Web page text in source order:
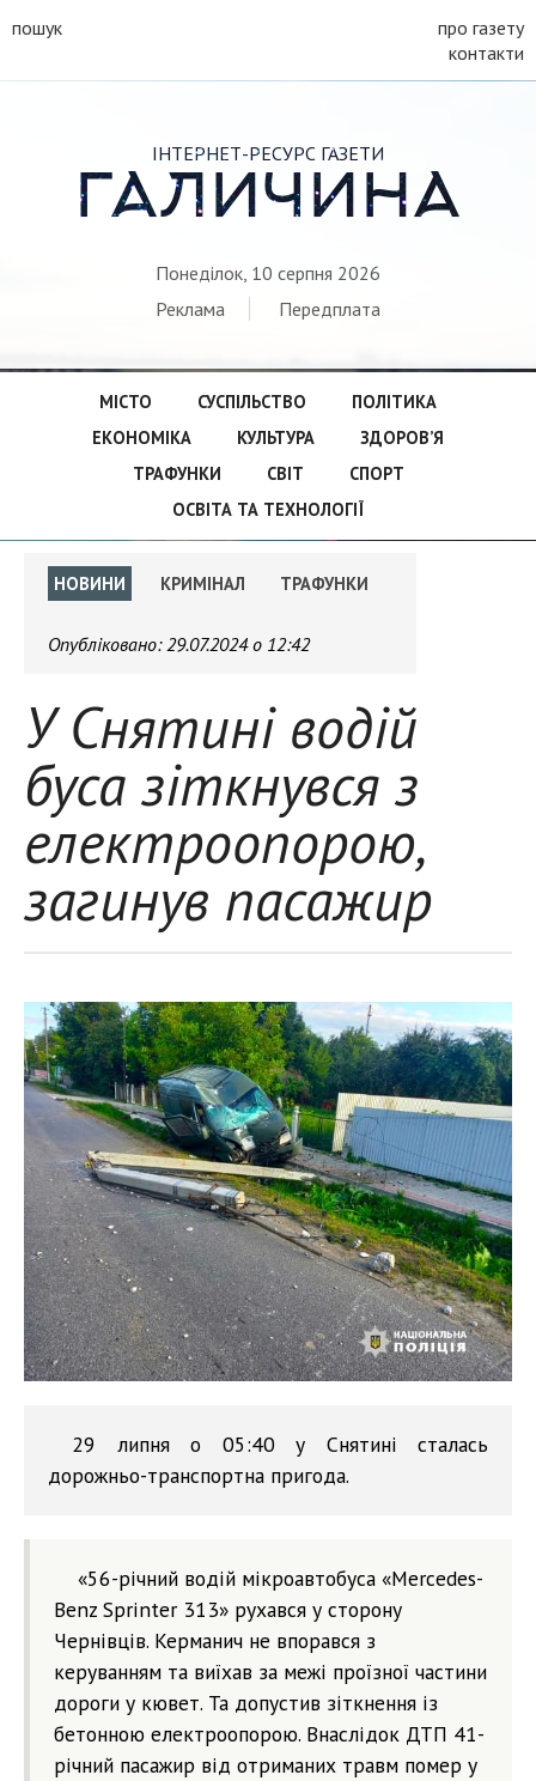
пошук
про газету
контакти
ІНТЕРНЕТ-РЕСУРС ГАЗЕТИ
ГАЛИЧИНА
Понеділок, 10 серпня 2026
Реклама
Передплата
МІСТО СУСПІЛЬСТВО
ПОЛІТИКА
ЕКОНОМІКА
КУЛЬТУРА
ЗДОРОВ’Я
ТРАФУНКИ
СВІТ
СПОРТ
ОСВІТА ТА ТЕХНОЛОГІЇ
НОВИНИ КРИМІНАЛ ТРАФУНКИ
Опубліковано:29.07.2024 о 12:42
У Снятині водій
буса зіткнувся з
електроопорою,
загинув пасажир
29 липня о 05:40 у Снятині сталась
дорожньо-транспортна пригода.
«56-річний водій мікроавтобуса «Mercedes-
Benz Sprinter 313» рухався у сторону
Чернівців. Керманич не впорався з
керуванням та виїхав за межі проїзної частини
дороги у кювет. Та допустив зіткнення із
бетонною електроопорою. Внаслідок ДТП 41-
річний пасажир від отриманих травм помер у